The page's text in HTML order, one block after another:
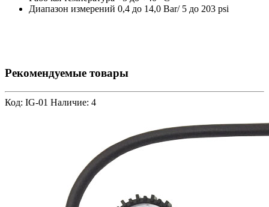
Диапазон измерений 0,4 до 14,0 Bar/ 5 до 203 psi
Рекомендуемые товары
Код: IG-01 Наличие: 4